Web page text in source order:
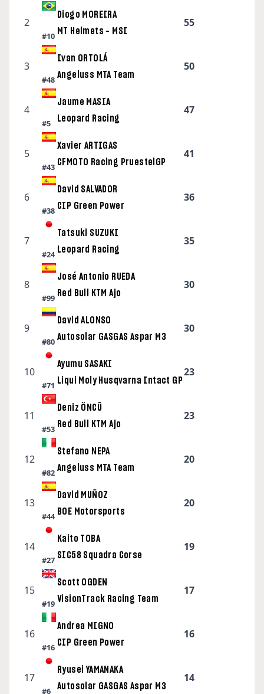
2
#10
Diogo MOREIRA
MT Helmets – MSI
55
3
#48
Ivan ORTOLÁ
Angeluss MTA Team
50
4
#5
Jaume MASIA
Leopard Racing
47
5
#43
Xavier ARTIGAS
CFMOTO Racing PruestelGP
41
6
#38
David SALVADOR
CIP Green Power
36
7
#24
Tatsuki SUZUKI
Leopard Racing
35
8
#99
José Antonio RUEDA
Red Bull KTM Ajo
30
9
#80
David ALONSO
Autosolar GASGAS Aspar M3
30
10
#71
Ayumu SASAKI
Liqui Moly Husqvarna Intact GP
23
11
#53
Deniz ÖNCÜ
Red Bull KTM Ajo
23
12
#82
Stefano NEPA
Angeluss MTA Team
20
13
#44
David MUÑOZ
BOE Motorsports
20
14
#27
Kaito TOBA
SIC58 Squadra Corse
19
15
#19
Scott OGDEN
VisionTrack Racing Team
17
16
#16
Andrea MIGNO
CIP Green Power
16
17
#6
Ryusei YAMANAKA
Autosolar GASGAS Aspar M3
14